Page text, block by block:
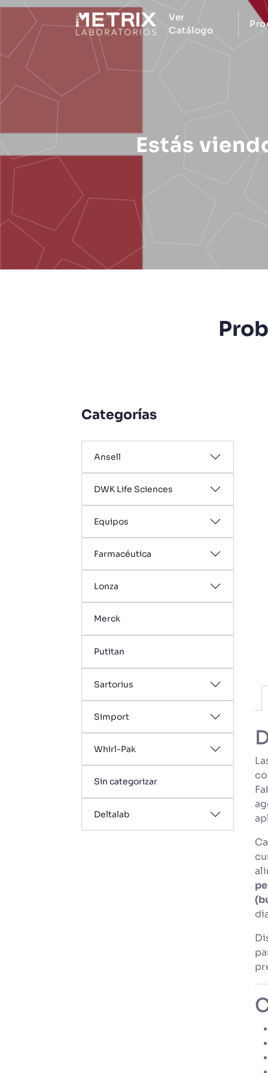
Ver
Catálogo
Estás
Categorías
Ansell
DWK Life Sciences
Equipos
Farmacéutica
Lonza
Merck
Putitan
Sartorius
Simport
Whirl-Pak
Sin categorizar
Deltalab